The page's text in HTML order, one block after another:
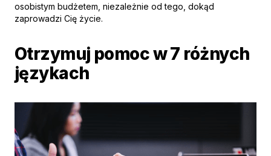
osobistym budżetem, niezależnie od tego, dokąd
zaprowadzi Cię życie.
Otrzymuj pomoc w 7 różnych
językach